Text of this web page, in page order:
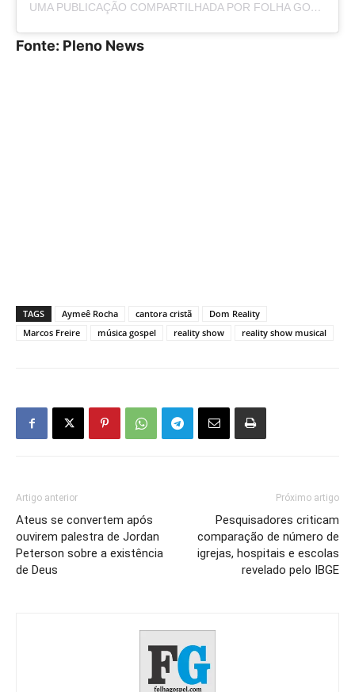
UMA PUBLICAÇÃO COMPARTILHADA POR FOLHA GOSPEL (@FOLHAGOSPEL)
Fonte: Pleno News
TAGS Aymeê Rocha cantora cristã
Dom Reality
Marcos Freire
música gospel reality show reality show musical
Artigo anterior
Ateus se convertem após
ouvirem palestra de Jordan
Peterson sobre a existência
de Deus
Próximo artigo
Pesquisadores criticam
comparação de número de
igrejas, hospitais e escolas
revelado pelo IBGE